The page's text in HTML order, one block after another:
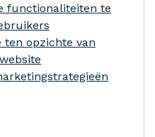
functionaliteiten te
ten opzichte van